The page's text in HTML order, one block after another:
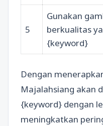
5
Gunakan
berkualitas
{keyword}
Dengan
Majalahsiang akan
{keyword} dengan
meningkatkan